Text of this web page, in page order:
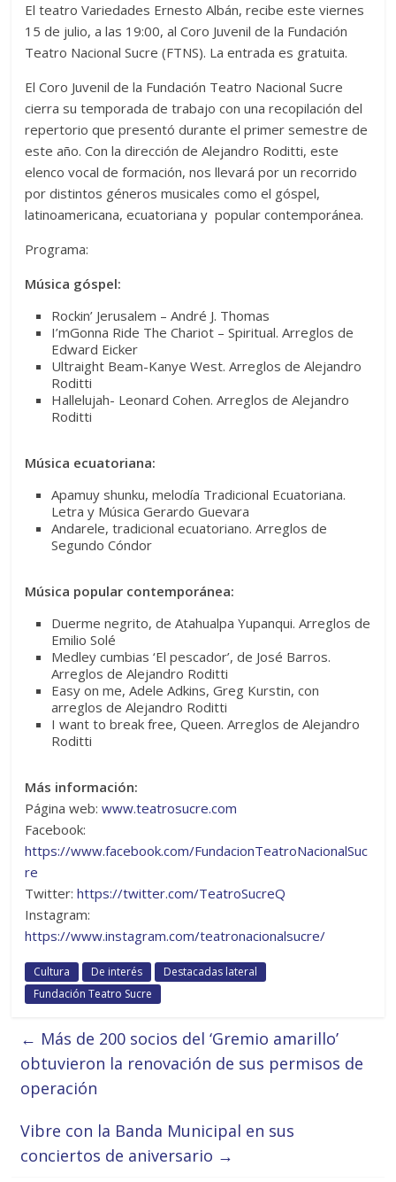
El teatro Variedades Ernesto Albán, recibe este viernes
15 de julio, a las 19:00, al Coro Juvenil de la Fundación
Teatro Nacional Sucre (FTNS). La entrada es gratuita.
El Coro Juvenil de la Fundación Teatro Nacional Sucre
cierra su temporada de trabajo con una recopilación del
repertorio que presentó durante el primer semestre de
este año. Con la dirección de Alejandro Roditti, este
elenco vocal de formación, nos llevará por un recorrido
por distintos géneros musicales como el góspel,
latinoamericana, ecuatoriana y popular contemporánea.
Programa:
Música góspel:
Rockin’ Jerusalem – André J. Thomas
I’mGonna Ride The Chariot – Spiritual. Arreglos de
Edward Eicker
Ultraight Beam-Kanye West. Arreglos de Alejandro
Roditti
Hallelujah- Leonard Cohen. Arreglos de Alejandro
Roditti
Música ecuatoriana:
Apamuy shunku, melodía Tradicional Ecuatoriana.
Letra y Música Gerardo Guevara
Andarele, tradicional ecuatoriano. Arreglos de
Segundo Cóndor
Música popular contemporánea:
Duerme negrito, de Atahualpa Yupanqui. Arreglos de
Emilio Solé
Medley cumbias ‘El pescador’, de José Barros.
Arreglos de Alejandro Roditti
Easy on me, Adele Adkins, Greg Kurstin, con
arreglos de Alejandro Roditti
I want to break free, Queen. Arreglos de Alejandro
Roditti
Más información:
Página web:www.teatrosucre.com
Facebook:
https://www.facebook.com/FundacionTeatroNacionalSuc
re
Twitter:https://twitter.com/TeatroSucreQ
Instagram:
https://www.instagram.com/teatronacionalsucre/
Cultura De interés
Destacadas lateral
Fundación Teatro Sucre
← Más de 200 socios del ‘Gremio amarillo’
obtuvieron la renovación de sus permisos de
operación
Vibre con la Banda Municipal en sus
conciertos de aniversario →